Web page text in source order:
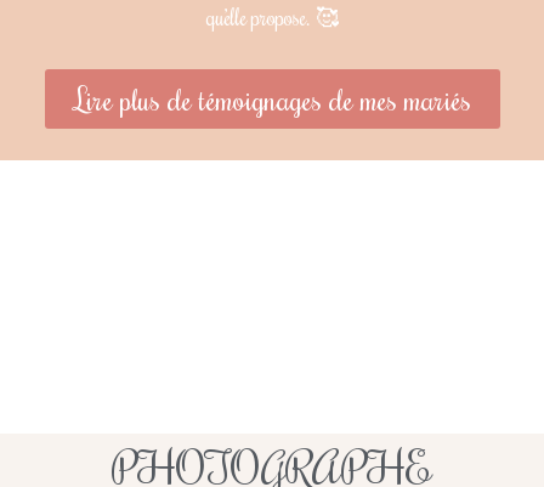
qu’elle propose. 🥰
Lire plus de témoignages de mes mariés
PHOTOGRAPHE